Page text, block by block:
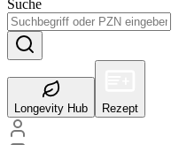
Suche
Longevity Hub Rezept